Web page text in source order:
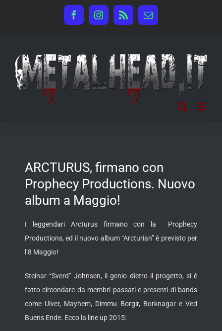
FacebookInstagram
Rss Email
ARCTURUS, firmano con
Prophecy Productions. Nuovo
album a Maggio!
I leggendari Arcturus firmano con la Prophecy
Productions, ed il nuovo album “Arcturian” è previsto per
l’8 Maggio!
Steinar “Sverd” Johnsen, il genio dietro il progetto, si è
fatto circondare da membri passati e presenti di bands
come Ulver, Mayhem, Dimmu Borgir, Borknagar e Ved
Buens Ende. Ecco la line up 2015: